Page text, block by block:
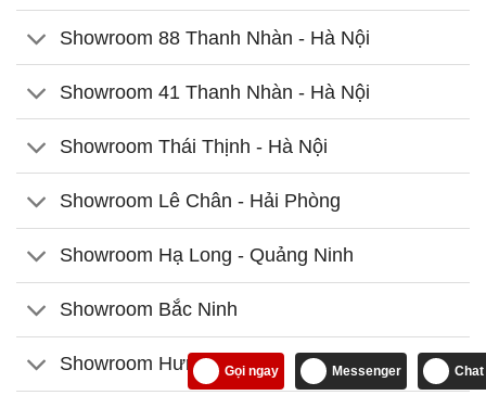
Showroom 88 Thanh Nhàn - Hà Nội
Showroom 41 Thanh Nhàn - Hà Nội
Showroom Thái Thịnh - Hà Nội
Showroom Lê Chân - Hải Phòng
Showroom Hạ Long - Quảng Ninh
Showroom Bắc Ninh
Showroom Hưng YênGọi ngay Messenger